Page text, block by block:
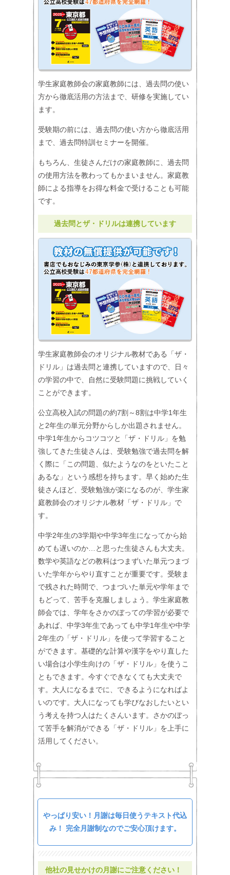
学生家庭教師会の家庭教師には、過去問の使い
方から徹底活用の方法まで、研修を実施してい
ます。
受験期の前には、過去問の使い方から徹底活用
まで、過去問特訓セミナーを開催。
もちろん、生徒さんだけの家庭教師に、過去問
の使用方法を教わってもかまいません。家庭教
師による指導をお得な料金で受けることも可能
です。
過去問とザ・ドリルは連携しています
学生家庭教師会のオリジナル教材である「ザ・
ドリル」は過去問と連携していますので、日々
の学習の中で、自然に受験問題に挑戦していく
ことができます。
公立高校入試の問題の約7割～8割は中学1年生
と2年生の単元分野からしか出題されません。
中学1年生からコツコツと「ザ・ドリル」を勉
強してきた生徒さんは、受験勉強で過去問を解
く際に「この問題、似たようなのをといたこと
あるな」という感想を持ちます。早く始めた生
徒さんほど、受験勉強が楽になるのが、学生家
庭教師会のオリジナル教材「ザ・ドリル」で
す。
中学2年生の3学期や中学3年生になってから始
めても遅いのか…と思った生徒さんも大丈夫。
数学や英語などの教科はつまずいた単元つまづ
いた学年からやり直すことが重要です。受験ま
で残された時間で、つまづいた単元や学年まで
もどって、苦手を克服しましょう。学生家庭教
師会では、学年をさかのぼっての学習が必要で
あれば、中学3年生であっても中学1年生や中学
2年生の「ザ・ドリル」を使って学習すること
ができます。基礎的な計算や漢字をやり直した
い場合は小学生向けの「ザ・ドリル」を使うこ
ともできます。今すぐできなくても大丈夫で
す。大人になるまでに、できるようになればよ
いのです。大人になっても学びなおしたいとい
う考えを持つ人はたくさんいます。さかのぼっ
て苦手を解消ができる「ザ・ドリル」を上手に
活用してください。
やっぱり安い！月謝は毎日使うテキスト代込
み！ 完全月謝制なのでご安心頂けます。
他社の見せかけの月謝にご注意ください！